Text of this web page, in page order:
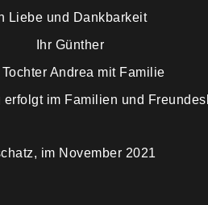
Liebe und Dankbarkeit
Ihr Günther
Tochter Andrea mit Familie
erfolgt im Familien und
im November 2021